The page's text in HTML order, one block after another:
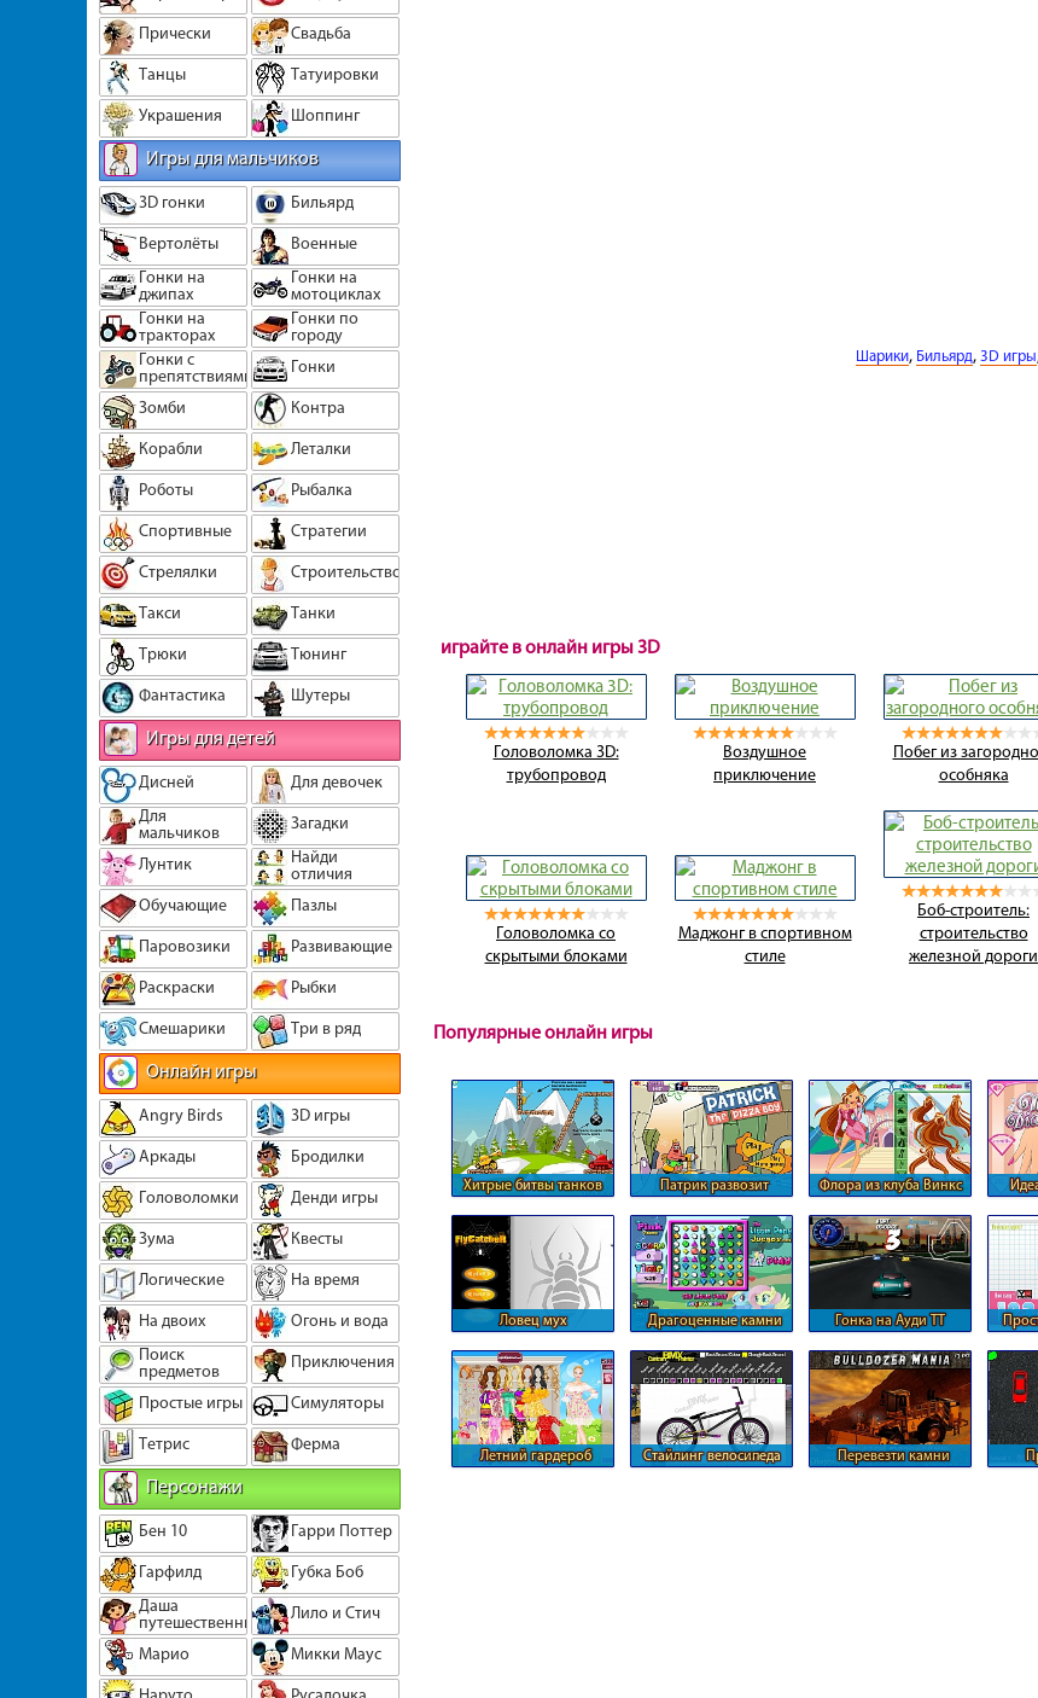
Прически
Свадьба
Танцы
Татуировки
Украшения
Шоппинг
Игры для мальчиков
3D гонки
Бильярд
Вертолёты
Военные
Гонки на
джипах
Гонки на
мотоциклах
Гонки на
тракторах
Гонки по
городу
Гонки с
препятствиями
Гонки
Зомби
Контра
Корабли
Леталки
Роботы
Рыбалка
Спортивные
Стратегии
Стрелялки
Строительство
Такси
Танки
Трюки
Тюнинг
Фантастика
Шутеры
Игры для детей
Дисней
Для девочек
Для
мальчиков
Загадки
Лунтик
Найди
отличия
Обучающие
Пазлы
Паровозики
Развивающие
Раскраски
Рыбки
Смешарики
Три в ряд
Онлайн игры
Angry Birds
3D игры
Аркады
Бродилки
Головоломки
Денди игры
Зума
Квесты
Логические
На время
На двоих
Огонь и вода
Поиск
предметов
Приключения
Простые игры
Симуляторы
Тетрис
Ферма
Персонажи
Бен 10
Гарри Поттер
Гарфилд
Губка Боб
Даша
путешественница
Лило и Стич
Марио
Микки Маус
Шарики, Бильярд, 3D игры
играйте в онлайн игры 3D
Головоломка 3D:
трубопровод
Воздушное
приключение
Побег из
особняка
Головоломка со
скрытыми блоками
Маджонг в спортивном
стиле
Боб-строитель:
строительство
железной дороги
Популярные онлайн игры
Хитрые битвы танков
Патрик развозит
Флора из клуба Винкс
Ловец мух
Драгоценные камни
Гонка на Ауди ТТ
Летний гардероб
Стайлинг велосипеда
Перевезти камни